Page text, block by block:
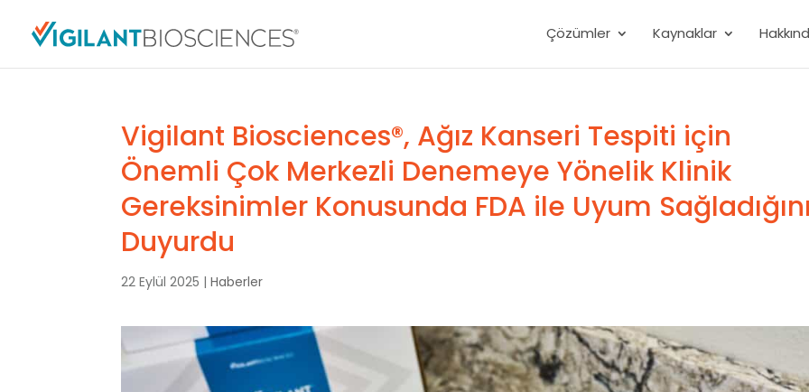
Çözümler Kaynaklar
Vigilant Biosciences®, Ağız Kanseri Tespiti için
Önemli Çok Merkezli Denemeye Yönelik Klinik
Gereksinimler Konusunda FDA ile Uyum Sağladığını
Duyurdu
22 Eylül 2025 |Haberler